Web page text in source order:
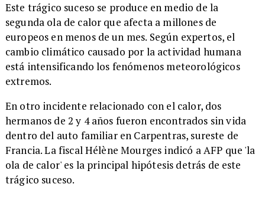
Este trágico suceso se produce en medio de la
segunda ola de calor que afecta a millones de
europeos en menos de un mes. Según expertos, el
cambio climático causado por la actividad humana
está intensificando los fenómenos meteorológicos
extremos.
En otro incidente relacionado con el calor, dos
hermanos de 2 y 4 años fueron encontrados sin vida
dentro del auto familiar en Carpentras, sureste de
Francia. La fiscal Hélène Mourges indicó a AFP que 'la
ola de calor' es la principal hipótesis detrás de este
trágico suceso.